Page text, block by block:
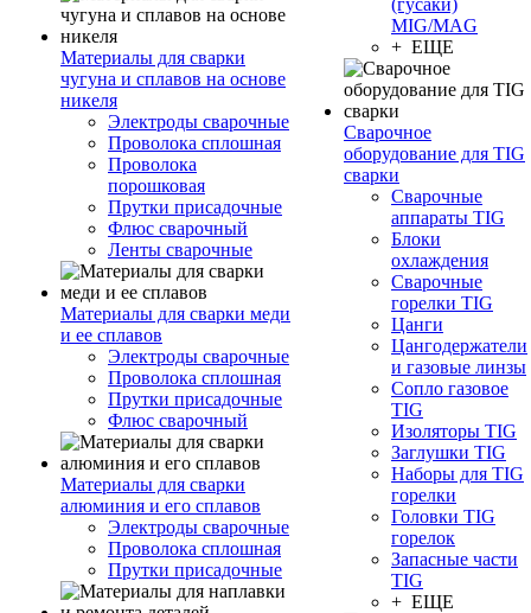
Материалы для сварки
чугуна и сплавов на основе
никеля
Электроды сварочные
Проволока сплошная
Проволока
порошковая
Прутки присадочные
Флюс сварочный
Ленты сварочные
Материалы для сварки меди
и ее сплавов
Электроды сварочные
Проволока сплошная
Прутки присадочные
Флюс сварочный
Материалы для сварки
алюминия и его сплавов
Электроды сварочные
Проволока сплошная
Прутки присадочные
(гусаки)
MIG/MAG
+ ЕЩЕ
Сварочное
оборудование для TIG
сварки
Сварочные
аппараты TIG
Блоки
охлаждения
Сварочные
горелки TIG
Цанги
Цангодержатели
и газовые линзы
Сопло газовое
TIG
Изоляторы TIG
Заглушки TIG
Наборы для TIG
горелки
Головки TIG
горелок
Запасные части
TIG
+ ЕЩЕ